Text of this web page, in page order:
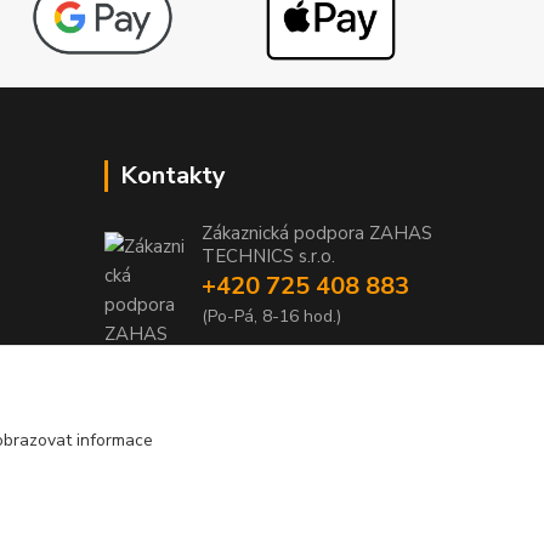
Kontakty
Zákaznická podpora ZAHAS
TECHNICS s.r.o.
+420 725 408 883
(Po-Pá, 8-16 hod.)
informace